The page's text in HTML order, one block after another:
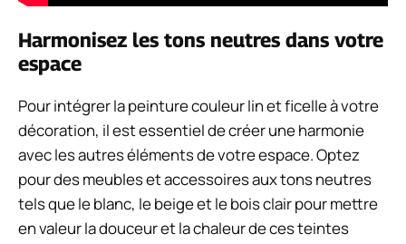
Harmonisez les tons neutres dans votre
espace
Pour intégrer la peinture couleur lin et ficelle à votre
décoration, il est essentiel de créer une harmonie
avec les autres éléments de votre espace. Optez
pour des meubles et accessoires aux tons neutres
tels que le blanc, le beige et le bois clair pour mettre
en valeur la douceur et la chaleur de ces teintes